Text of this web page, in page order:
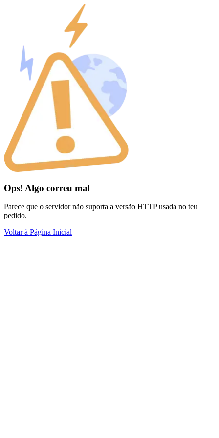
Ops! Algo correu mal
Parece que o servidor não suporta a versão HTTP usada no teu
pedido.
Voltar à Página Inicial